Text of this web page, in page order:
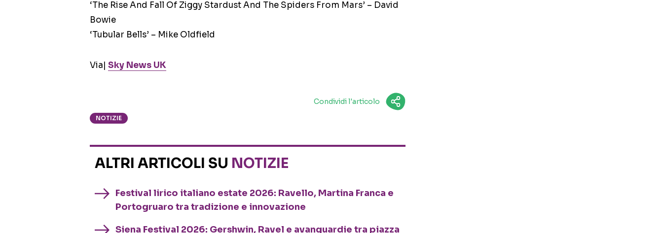
‘The Rise And Fall Of Ziggy Stardust And The Spiders From Mars’ – David
Bowie
‘Tubular Bells’ – Mike Oldfield
Via| Sky News UK
Condividi l'articolo
NOTIZIE
ALTRI ARTICOLI SU NOTIZIE
Festival lirico italiano estate 2026: Ravello, Martina Franca e
Portogruaro tra tradizione e innovazione
Siena Festival 2026: Gershwin, Ravel e avanguardie tra piazza